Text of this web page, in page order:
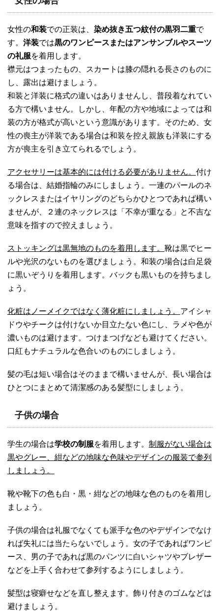
女性の和装での正装は、 染め抜き五つ紋付の黒羽二重で
す。 洋装では黒のワンピースまたはアンサンブルやスーツ
の礼服を着用します。
襟元はつまったもの、スカートは膝の隠れる長さのものに
し、露出は避けましょう。
和装と洋装に格式の違いはありませんし、普段着なれてい
る方で構いません。しかし、年配の方や地域によっては和
装の方が格式が高いという意識があります。そのため、女
性の喪主が洋装である場合は和装を控え親族も洋装にする
方が喪主を引き立てられるでしょう。
アクセサリーは基本的には付ける必要がありません。 付け
る場合は、結婚指輪のみにしましょう。一連のパールのネ
ックレスまたはイヤリングのどちらかひとつであれば構い
ませんが、２連のネックレスは「不幸が重なる」と不吉な
意味を指すので控えましょう。
ストッキングは黒無地のものを着用します。 靴は黒でヒー
ルや光沢のないものを選びましょう。和装の場合は白足袋
に黒いぞうりを着用します。バックも黒いものを持ちまし
ょう。
化粧はノーメイクではなく薄化粧にしましょう。 アイシャ
ドウやチークは付けないか目立たない色にし、ラメや色が
濃いものは避けます。つけまつげなども避けてください。
口紅もナチュラルな色合いのものにしましょう。
髪の毛は短い場合はそのままで構いませんが、長い場合は
ひとつにまとめて清潔感のある髪型にしましょう。
子供の場合
学生の場合は学校の制服を着用します。 制服がない場合は
黒やグレー、紺などの地味な色味やデザインの服装で参列
しましょう。
靴や靴下の色も白・黒・紺などの地味な色のものを着用し
ましょう。
子供の場合は礼服でなくても派手な色のやデザインでなけ
れば失礼には当たらないでしょう。女の子であればワンピ
ース、男の子であれば黒のパンツに白いシャツやブレザー
などを上手く合わせて参列するようにしましょう。
髪型は寝癖せなどを直し整えます。飾り付きのゴムなどは
避けましょう。